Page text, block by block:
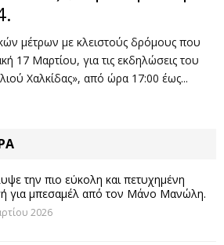
μέτρων με κλειστούς δρόμους που
17 Μαρτίου, για τις εκδηλώσεις του
Χαλκίδας», από ώρα 17:00 έως...
την πιο εύκολη και πετυχημένη
για μπεσαμέλ από τον Μάνο Μανώλη.
2026